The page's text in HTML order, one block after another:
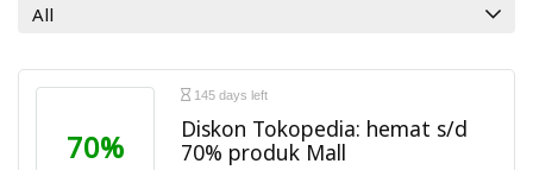
All
70%
145 days left
Diskon Tokopedia: hemat s/d
70% produk Mall